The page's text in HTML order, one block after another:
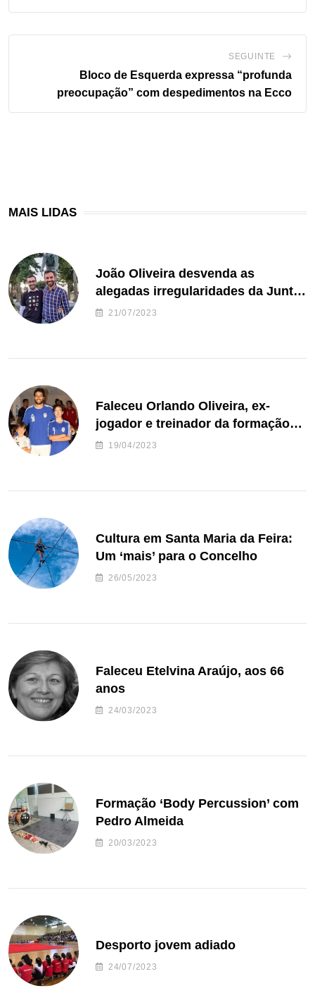
SEGUINTE
Bloco de Esquerda expressa “profunda
preocupação” com despedimentos na Ecco
MAIS LIDAS
João Oliveira desvenda as
alegadas irregularidades da Junta
de Freguesia S. João de Ver
21/07/2023
Faleceu Orlando Oliveira, ex-
jogador e treinador da formação
de andebol do Feirense
19/04/2023
Cultura em Santa Maria da Feira:
Um ‘mais’ para o Concelho
26/05/2023
Faleceu Etelvina Araújo, aos 66
anos
24/03/2023
Formação ‘Body Percussion’ com
Pedro Almeida
20/03/2023
Desporto jovem adiado
24/07/2023